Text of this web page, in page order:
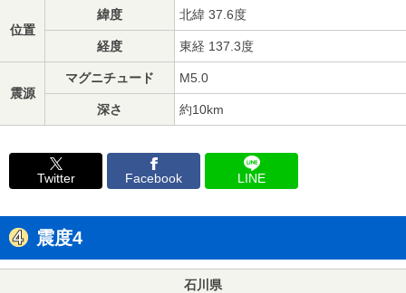
位置
緯度 北緯 37.6度
経度 東経 137.3度
震源
マグニチュード M5.0
深さ 約10km
Twitter Facebook LINE
震度4
石川県